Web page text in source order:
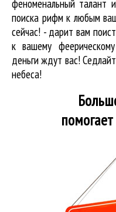
феноменальный талант
поиска рифмк любым
сейчас! - дарит вам
к вашему
деньги ждут вас!
небеса!